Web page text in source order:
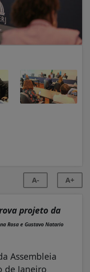
A- A+
projeto da
Rosa e Gustavo Natario
Assembleia
de Janeiro